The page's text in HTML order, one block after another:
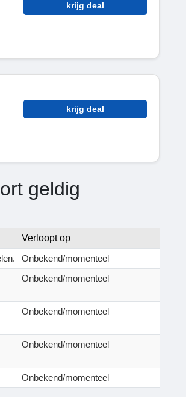
krijg deal
krijg deal
geldig
Verloopt op
Onbekend/momenteel
Onbekend/momenteel
Onbekend/momenteel
Onbekend/momenteel
Onbekend/momenteel